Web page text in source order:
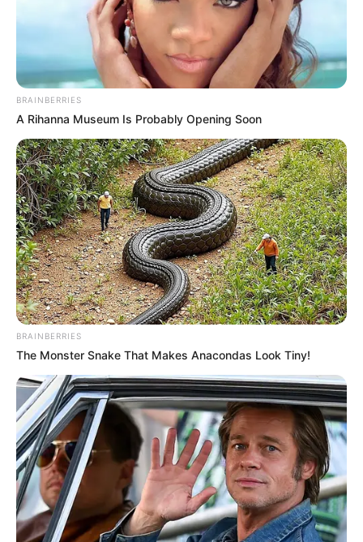
BRAINBERRIES
A Rihanna Museum Is Probably Opening Soon
BRAINBERRIES
The Monster Snake That Makes Anacondas Look Tiny!